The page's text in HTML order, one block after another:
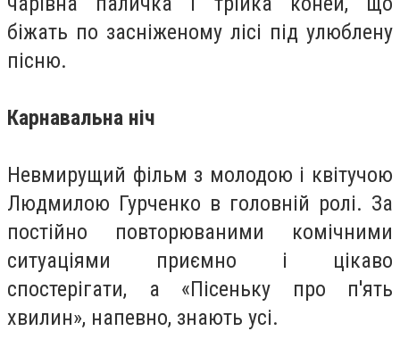
біжать по засніженому лісі під улюблену
пісню.
Карнавальна ніч
Невмирущий фільм з молодою і квітучою
Людмилою Гурченко в головній ролі. За
постійно повторюваними комічними
ситуаціями приємно і цікаво
спостерігати, а «Пісеньку про п'ять
хвилин», напевно, знають усі.